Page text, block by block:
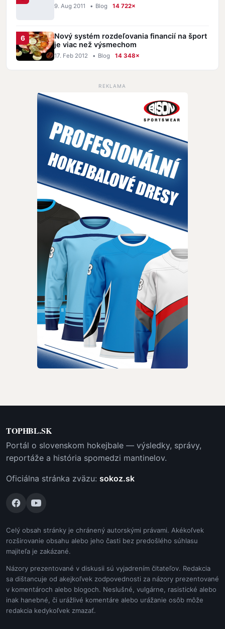
9. Aug 2011 • Blog 14 722×
Nový systém rozdeľovania financií na šport
je viac než výsmechom
17. Feb 2012 • Blog 14 348×
REKLAMA
TOPHBL.SK
Portál o slovenskom hokejbale — výsledky, správy,
reportáže a história spomedzi mantinelov.
Oficiálna stránka zväzu: sokoz.sk
Celý obsah stránky je chránený autorskými právami. Akékoľvek
rozširovanie obsahu alebo jeho časti bez predošlého súhlasu
majiteľa je zakázané.
Názory prezentované v diskusii sú vyjadrením čitateľov. Redakcia
sa dištancuje od akejkoľvek zodpovednosti za názory prezentované
v komentároch alebo blogoch. Neslušné, vulgárne, rasistické alebo
inak hanebné, či urážlivé komentáre alebo urážanie osôb môže
redakcia kedykoľvek zmazať.